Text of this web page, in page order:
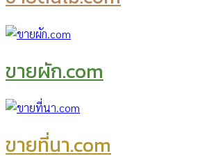
ขายผัก.com
ขายที่นา.com